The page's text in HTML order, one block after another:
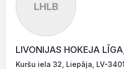
LHLB
LIVONIJAS HOKEJA
Kuršu iela 32, Liepāja, LV-3401